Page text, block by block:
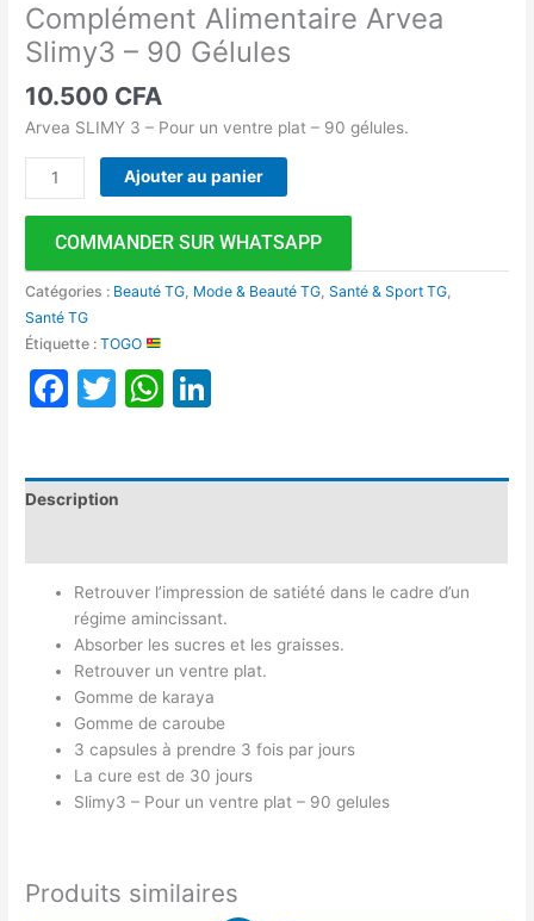
Complément Alimentaire Arvea
Slimy3 – 90 Gélules
10.500 CFA
Arvea SLIMY 3 – Pour un ventre plat – 90 gélules.
Ajouter au panier
COMMANDER SUR WHATSAPP
Catégories : Beauté TG Mode & Beauté TG ,Santé & Sport TG
Santé TG
Étiquette :TOGO
Facebook
TwitterWhatsApp
Description
Retrouver l’impression de satiété dans le cadre d’un
régime amincissant.
Absorber les sucres et les graisses.
Retrouver un ventre plat.
Gomme de karaya
Gomme de caroube
3 capsules à prendre 3 fois par jours
La cure est de 30 jours
Slimy3 – Pour un ventre plat – 90 gelules
Produits similaires